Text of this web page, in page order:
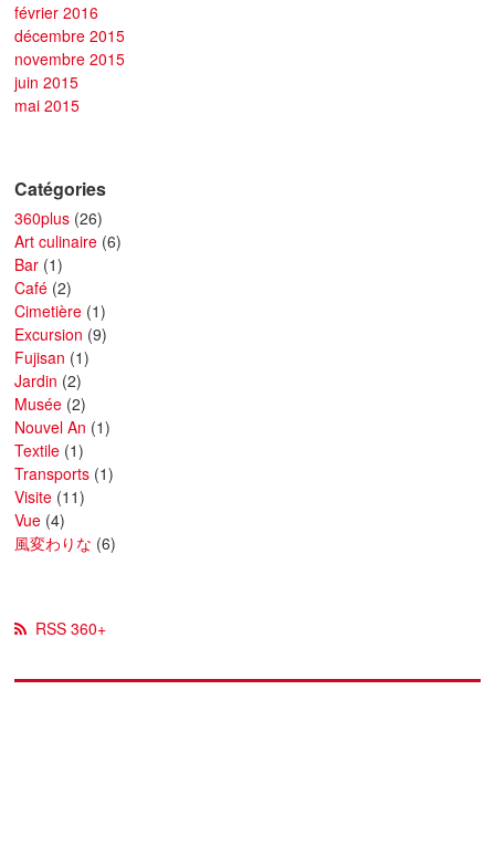
février 2016
décembre 2015
novembre 2015
juin 2015
mai 2015
Catégories
360plus (26)
Art culinaire (6)
Bar (1)
Café (2)
Cimetière (1)
Excursion (9)
Fujisan (1)
Jardin (2)
Musée (2)
Nouvel An (1)
Textile (1)
Transports (1)
Visite (11)
Vue (4)
風変わりな (6)
RSS 360+